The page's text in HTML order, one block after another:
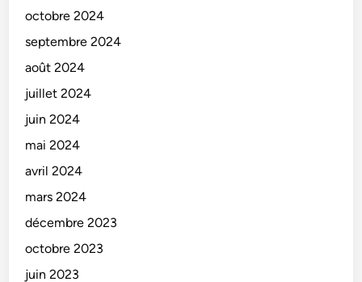
octobre 2024
septembre 2024
août 2024
juillet 2024
juin 2024
mai 2024
avril 2024
mars 2024
décembre 2023
octobre 2023
juin 2023